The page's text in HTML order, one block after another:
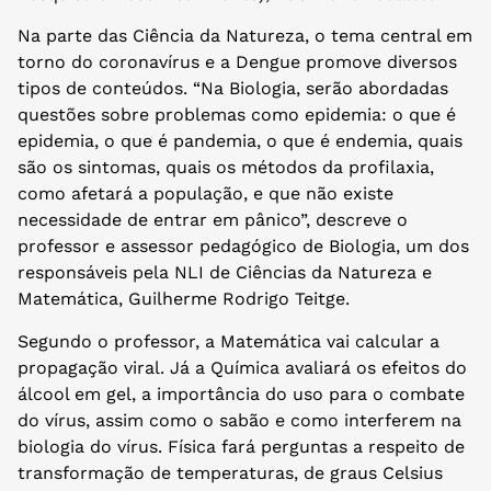
Na parte das Ciência da Natureza, o tema central em
torno do coronavírus e a Dengue promove diversos
tipos de conteúdos. “Na Biologia, serão abordadas
questões sobre problemas como epidemia: o que é
epidemia, o que é pandemia, o que é endemia, quais
são os sintomas, quais os métodos da profilaxia,
como afetará a população, e que não existe
necessidade de entrar em pânico”, descreve o
professor e assessor pedagógico de Biologia, um dos
responsáveis pela NLI de Ciências da Natureza e
Matemática, Guilherme Rodrigo Teitge.
Segundo o professor, a Matemática vai calcular a
propagação viral. Já a Química avaliará os efeitos do
álcool em gel, a importância do uso para o combate
do vírus, assim como o sabão e como interferem na
biologia do vírus. Física fará perguntas a respeito de
transformação de temperaturas, de graus Celsius